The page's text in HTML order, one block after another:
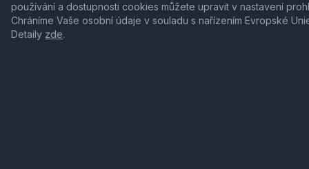
používání a dostupnosti cookies můžete upravit v nastavení
Chráníme Vaše osobní údaje v souladu s nařízením Evropské
Detaily zde.